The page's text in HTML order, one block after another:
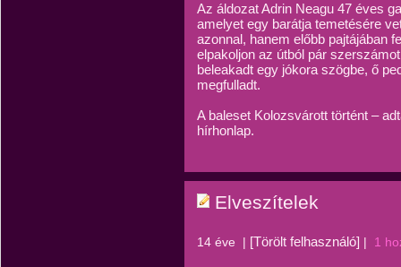
Az áldozat Adrin Neagu 47 éves
amelyet egy barátja temetésére
azonnal, hanem előbb pajtájában
elpakoljon az útból pár
beleakadt egy jókora szögbe, ő
megfulladt.
A baleset Kolozsvárott történt –
hírhonlap.
Elveszítelek
14 éve | [Törölt felhasználó] | 1